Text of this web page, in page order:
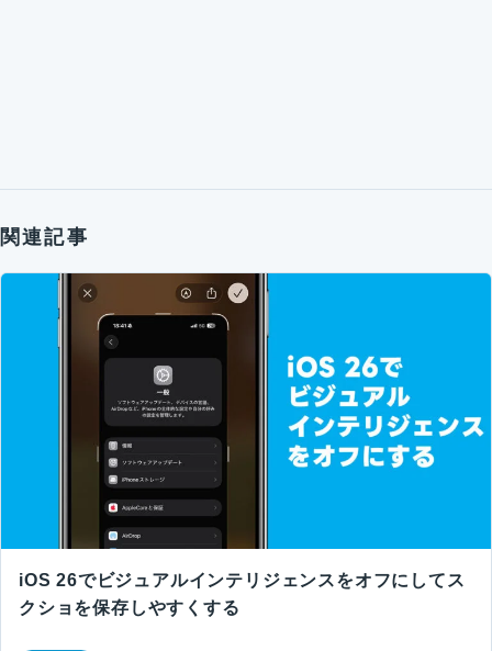
関連記事
iOS 26でビジュアルインテリジェンスをオフにしてス
クショを保存しやすくする